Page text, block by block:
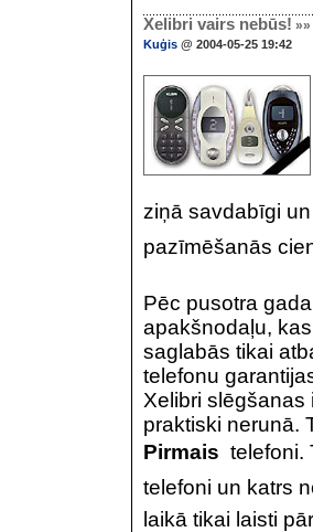
Xelibri vairs nebūs! »»
Kuģis @ 2004-05-25 19:42
ziņā savdabīgi un
pazīmēšanās
Pēc pusotra
apakšnodaļu,
saglabās tikai
telefonu
Xelibri slēgšanas
praktiski nerunā.
Pirmais 
telefoni un katrs
laikā tikai laisti